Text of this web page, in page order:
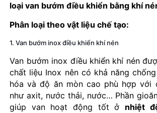
loại van bướm điều khiển bằng khí
Phân loại theo vật liệu chế tạo:
1. Van bướm inox điều khiển khí nén
Van bướm inox điều khiển khí nén
chất liệu Inox nên có khả năng
hóa và độ ăn mòn cao phù hợp với
như axit, nước thải, nước… Phần
giúp van hoạt động tốt ở nhiệt